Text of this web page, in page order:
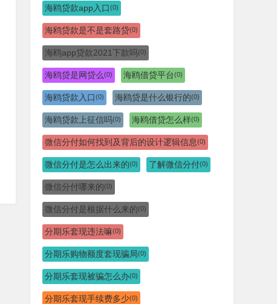
海鸥贷款app入口(0)
海鸥贷款是不是套路贷(0)
海鸥app贷款2021下款吗(0)
海鸥贷是网贷么(0) 海鸥借贷平台(0)
海鸥贷款入口(0) 海鸥贷是什么银行的(0)
海鸥贷款上征信吗(0) 海鸥借贷怎么样(0)
微信分付如何找到及背后的设计逻辑信息(0)
微信分付是怎么出来的(0) 了解微信分付(0)
微信分付哪来的(0)
微信分付是根据什么来的(0)
分期乐套现违法嘛(0)
分期乐购物额度套现骗局(0)
分期乐套现被骗怎么办(0)
分期乐套现手续费多少(0)